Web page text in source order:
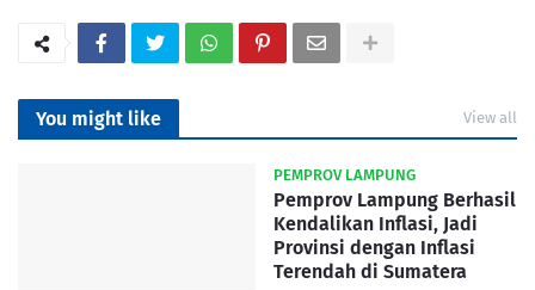
You might like View all
PEMPROV LAMPUNG
Pemprov Lampung Berhasil
Kendalikan Inflasi, Jadi
Provinsi dengan Inflasi
Terendah di Sumatera